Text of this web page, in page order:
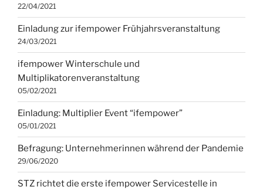
22/04/2021
Einladung zur ifempower Frühjahrsveranstaltung
24/03/2021
ifempower Winterschule und
Multiplikatorenveranstaltung
05/02/2021
Einladung: Multiplier Event “ifempower”
05/01/2021
Befragung: Unternehmerinnen während der Pandemie
29/06/2020
STZ richtet die erste ifempower Servicestelle in